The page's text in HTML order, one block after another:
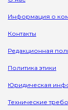
Информация о
Контакты
Редакционная
Политика этики
Юридическая
Технические